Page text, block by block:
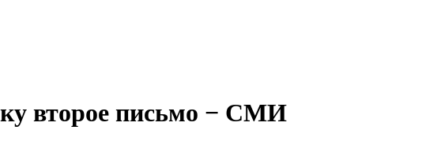
второе письмо − СМИ